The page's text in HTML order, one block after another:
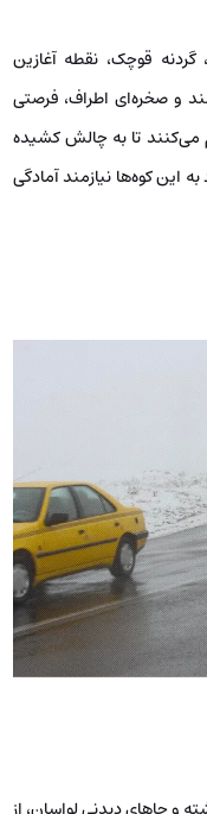
گردنه قوچک، نقطه آغازین
و صخره‌ای اطراف، فرصتی
می‌کنند تا به چالش کشیده
این کوه‌ها نیازمند آمادگی